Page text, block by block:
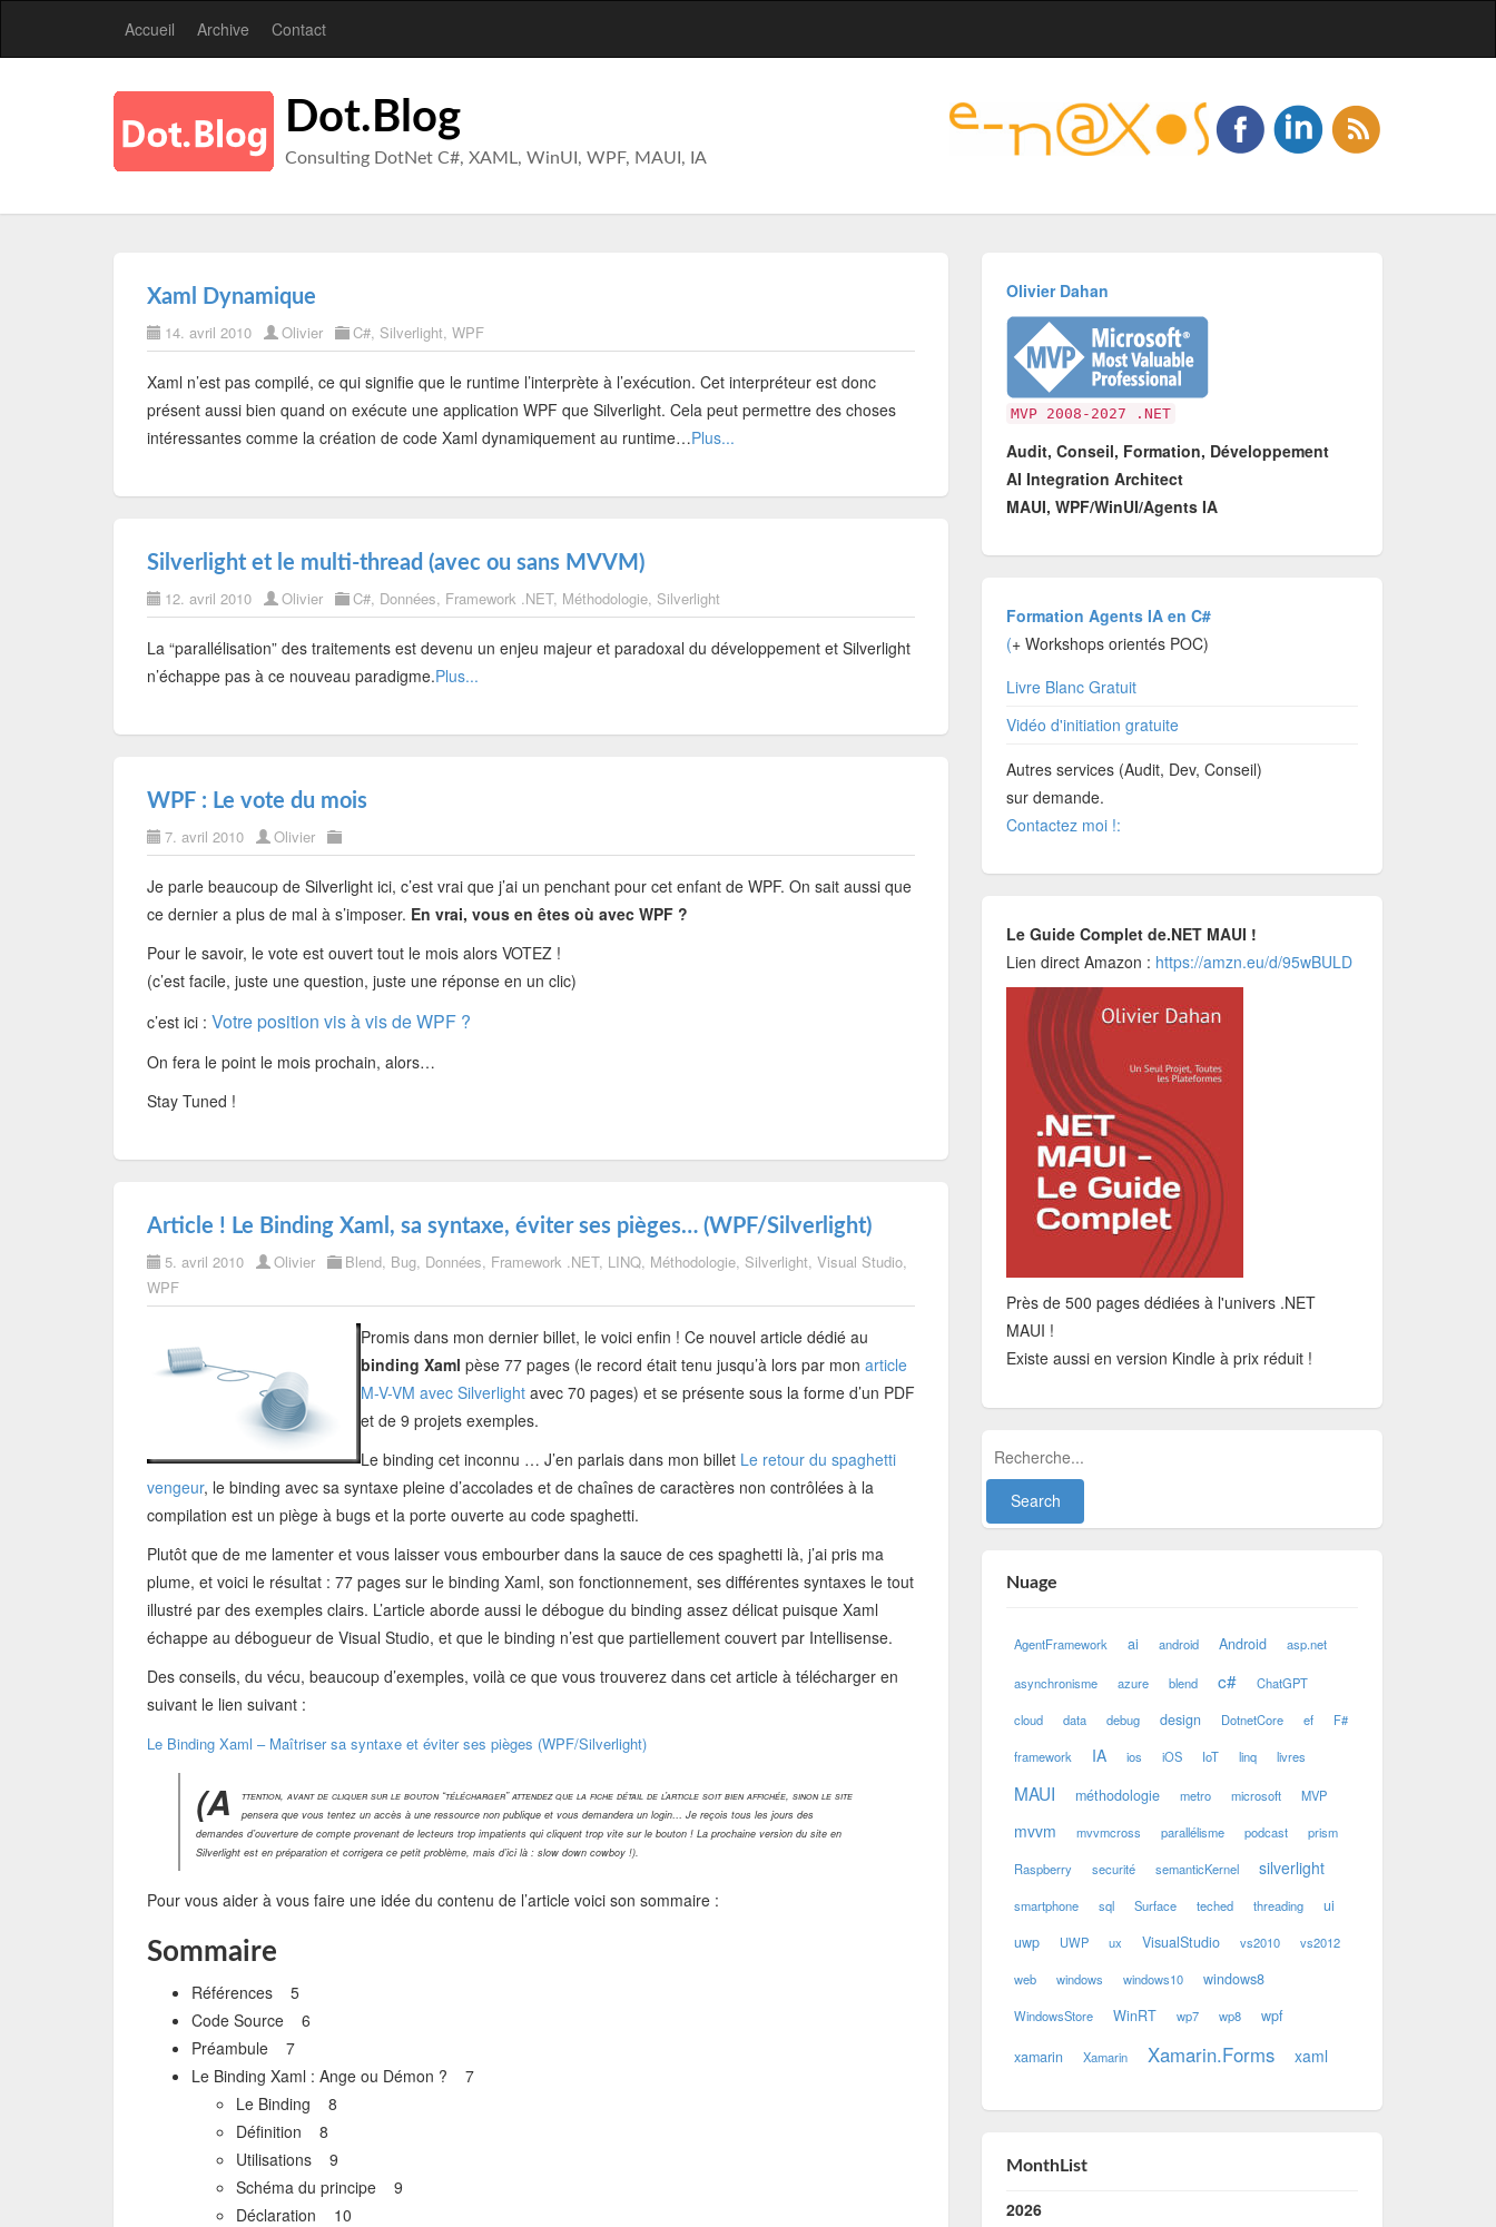
Accueil Archive Contact
Dot.Blog
Consulting DotNet C#, XAML, WinUI, WPF, MAUI, IA
Xaml Dynamique
14. avril 2010 Olivier C#, Silverlight, WPF
Xaml n’est pas compilé, ce qui signifie que le runtime l’interprète à l’exécution. Cet interpréteur est donc
présent aussi bien quand on exécute une application WPF que Silverlight. Cela peut permettre des choses
intéressantes comme la création de code Xaml dynamiquement au runtime…Plus...
Silverlight et le multi-thread (avec ou sans MVVM)
12. avril 2010 Olivier C#, Données, Framework .NET, Méthodologie, Silverlight
La “parallélisation” des traitements est devenu un enjeu majeur et paradoxal du développement et Silverlight
n’échappe pas à ce nouveau paradigme.Plus...
WPF : Le vote du mois
7. avril 2010 Olivier
Je parle beaucoup de Silverlight ici, c’est vrai que j’ai un penchant pour cet enfant de WPF. On sait aussi que
ce dernier a plus de mal à s’imposer. En vrai, vous en êtes où avec WPF ?
Pour le savoir, le vote est ouvert tout le mois alors VOTEZ !
(c’est facile, juste une question, juste une réponse en un clic)
c’est ici : Votre position vis à vis de WPF ?
On fera le point le mois prochain, alors…
Stay Tuned !
Article ! Le Binding Xaml, sa syntaxe, éviter ses pièges… (WPF/Silverlight)
5. avril 2010 Olivier Blend, Bug, Données, Framework .NET, LINQ, Méthodologie, Silverlight, Visual Studio,
WPF
Promis dans mon dernier billet, le voici enfin ! Ce nouvel article dédié au
binding Xaml pèse 77 pages (le record était tenu jusqu’à lors par mon article
M-V-VM avec Silverlight avec 70 pages) et se présente sous la forme d’un PDF
et de 9 projets exemples.
Le binding cet inconnu … J’en parlais dans mon billet Le retour du spaghetti
vengeur, le binding avec sa syntaxe pleine d’accolades et de chaînes de caractères non contrôlées à la
compilation est un piège à bugs et la porte ouverte au code spaghetti.
Plutôt que de me lamenter et vous laisser vous embourber dans la sauce de ces spaghetti là, j’ai pris ma
plume, et voici le résultat : 77 pages sur le binding Xaml, son fonctionnement, ses différentes syntaxes le tout
illustré par des exemples clairs. L’article aborde aussi le débogue du binding assez délicat puisque Xaml
échappe au débogueur de Visual Studio, et que le binding n’est que partiellement couvert par Intellisense.
Des conseils, du vécu, beaucoup d’exemples, voilà ce que vous trouverez dans cet article à télécharger en
suivant le lien suivant :
Le Binding Xaml – Maîtriser sa syntaxe et éviter ses pièges (WPF/Silverlight)
(A
ttention, avant de cliquer sur le bouton “télécharger” attendez que la fiche détail de l’article soit bien affichée, sinon le site
pensera que vous tentez un accès à une ressource non publique et vous demandera un login… Je reçois tous les jours des
demandes d’ouverture de compte provenant de lecteurs trop impatients qui cliquent trop vite sur le bouton ! La prochaine version du site en
Silverlight est en préparation et corrigera ce petit problème, mais d’ici là : slow down cowboy !).
Pour vous aider à vous faire une idée du contenu de l’article voici son sommaire :
Sommaire
Références 5
Code Source 6
Préambule 7
Le Binding Xaml : Ange ou Démon ? 7
Le Binding 8
Définition 8
Utilisations 9
Schéma du principe 9
Déclaration 10
Olivier Dahan
MVP 2008-2027 .NET
Audit, Conseil, Formation, Développement
AI Integration Architect
MAUI, WPF/WinUI/Agents IA
Formation Agents IA en C#
(+ Workshops orientés POC)
Livre Blanc Gratuit
Vidéo d'initiation gratuite
Autres services (Audit, Dev, Conseil)
sur demande.
Contactez moi !:
Le Guide Complet de.NET MAUI !
Lien direct Amazon : https://amzn.eu/d/95wBULD
Près de 500 pages dédiées à l'univers .NET
MAUI !
Existe aussi en version Kindle à prix réduit !
Nuage
AgentFramework ai android Android asp.net
asynchronisme azure blend c# ChatGPT
cloud data debug design DotnetCore ef F#
framework IA ios iOS IoT linq livres
MAUI méthodologie metro microsoft MVP
mvvm mvvmcross parallélisme podcast prism
Raspberry securité semanticKernel silverlight
smartphone sql Surface teched threading
ui
uwp
UWP ux VisualStudio vs2010 vs2012
web windows windows10 windows8
WindowsStore WinRT wp7 wp8 wpf
xamarin Xamarin Xamarin.Forms xaml
MonthList
2026